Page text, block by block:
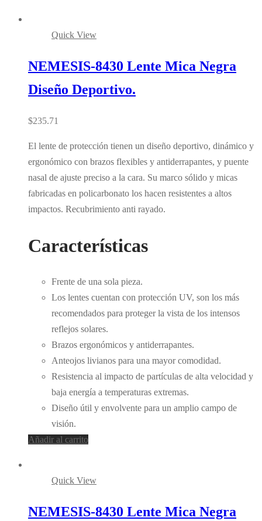
Quick View
NEMESIS-8430 Lente Mica Negra
Diseño Deportivo.
$235.71
El lente de protección tienen un diseño deportivo, dinámico y
ergonómico con brazos flexibles y antiderrapantes, y puente
nasal de ajuste preciso a la cara. Su marco sólido y micas
fabricadas en policarbonato los hacen resistentes a altos
impactos. Recubrimiento anti rayado.
Características
Frente de una sola pieza.
Los lentes cuentan con protección UV, son los más
recomendados para proteger la vista de los intensos
reflejos solares.
Brazos ergonómicos y antiderrapantes.
Anteojos livianos para una mayor comodidad.
Resistencia al impacto de partículas de alta velocidad y
baja energía a temperaturas extremas.
Diseño útil y envolvente para un amplio campo de
visión.
Añadir al carrito
Quick View
NEMESIS-8430 Lente Mica Negra